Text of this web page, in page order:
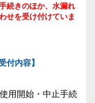
続きのほか、水漏れ
せを受け付けていま
付内容】
用開始・中止手続